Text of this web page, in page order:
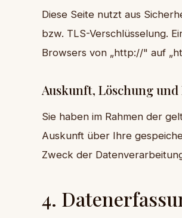
Diese Seite nutzt aus
bzw. TLS-Verschlüsselung.
Browsers von „http://" auf
Auskunft, Löschung
Sie haben im Rahmen der
Auskunft über Ihre
Zweck der
4.